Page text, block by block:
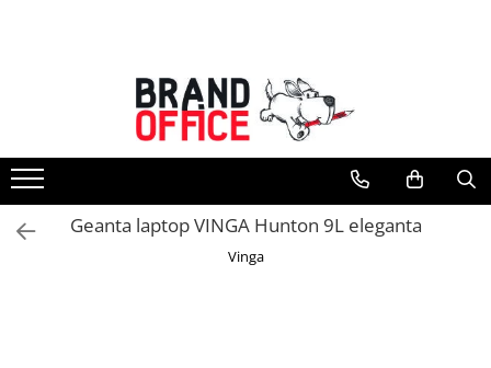
Unitate Protejata - PRODUCTIE
Hartie copiator si produse
tipografice
Produse consumabile din hartie
Detergenti si dezinfectanti
Geanta laptop VINGA Hunton 9L eleganta
Vinga